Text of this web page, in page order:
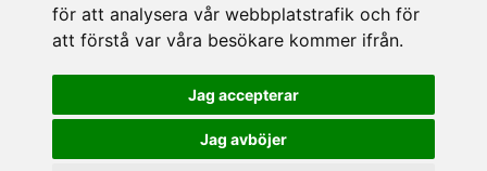
för att analysera vår webbplatstrafik och för
att förstå var våra besökare kommer ifrån.
Jag accepterar
Jag avböjer